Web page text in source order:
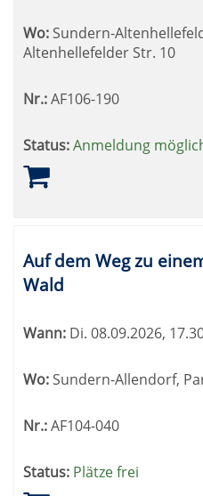
Wo: Sundern-
Altenhellefelder Str. 10
Nr.:AF106-190
Status:Anmeldung
Auf dem Weg zu
Wald
Wann: Di. 08.09.2026,
Wo:Sundern-Allendorf,
Nr.:AF104-040
Status: Plätze frei